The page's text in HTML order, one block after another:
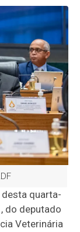
quarta-
do deputado
Veterinária